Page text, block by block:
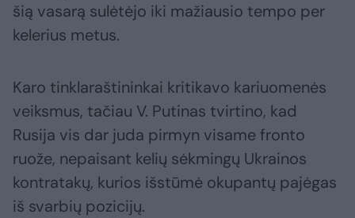
šią vasarą sulėtėjo iki mažiausio tempo per
kelerius metus.
Karo tinklaraštininkai kritikavo kariuomenės
veiksmus, tačiau V. Putinas tvirtino, kad
Rusija vis dar juda pirmyn visame fronto
ruože, nepaisant kelių sėkmingų Ukrainos
kontratakų, kurios išstūmė okupantų pajėgas
iš svarbių pozicijų.